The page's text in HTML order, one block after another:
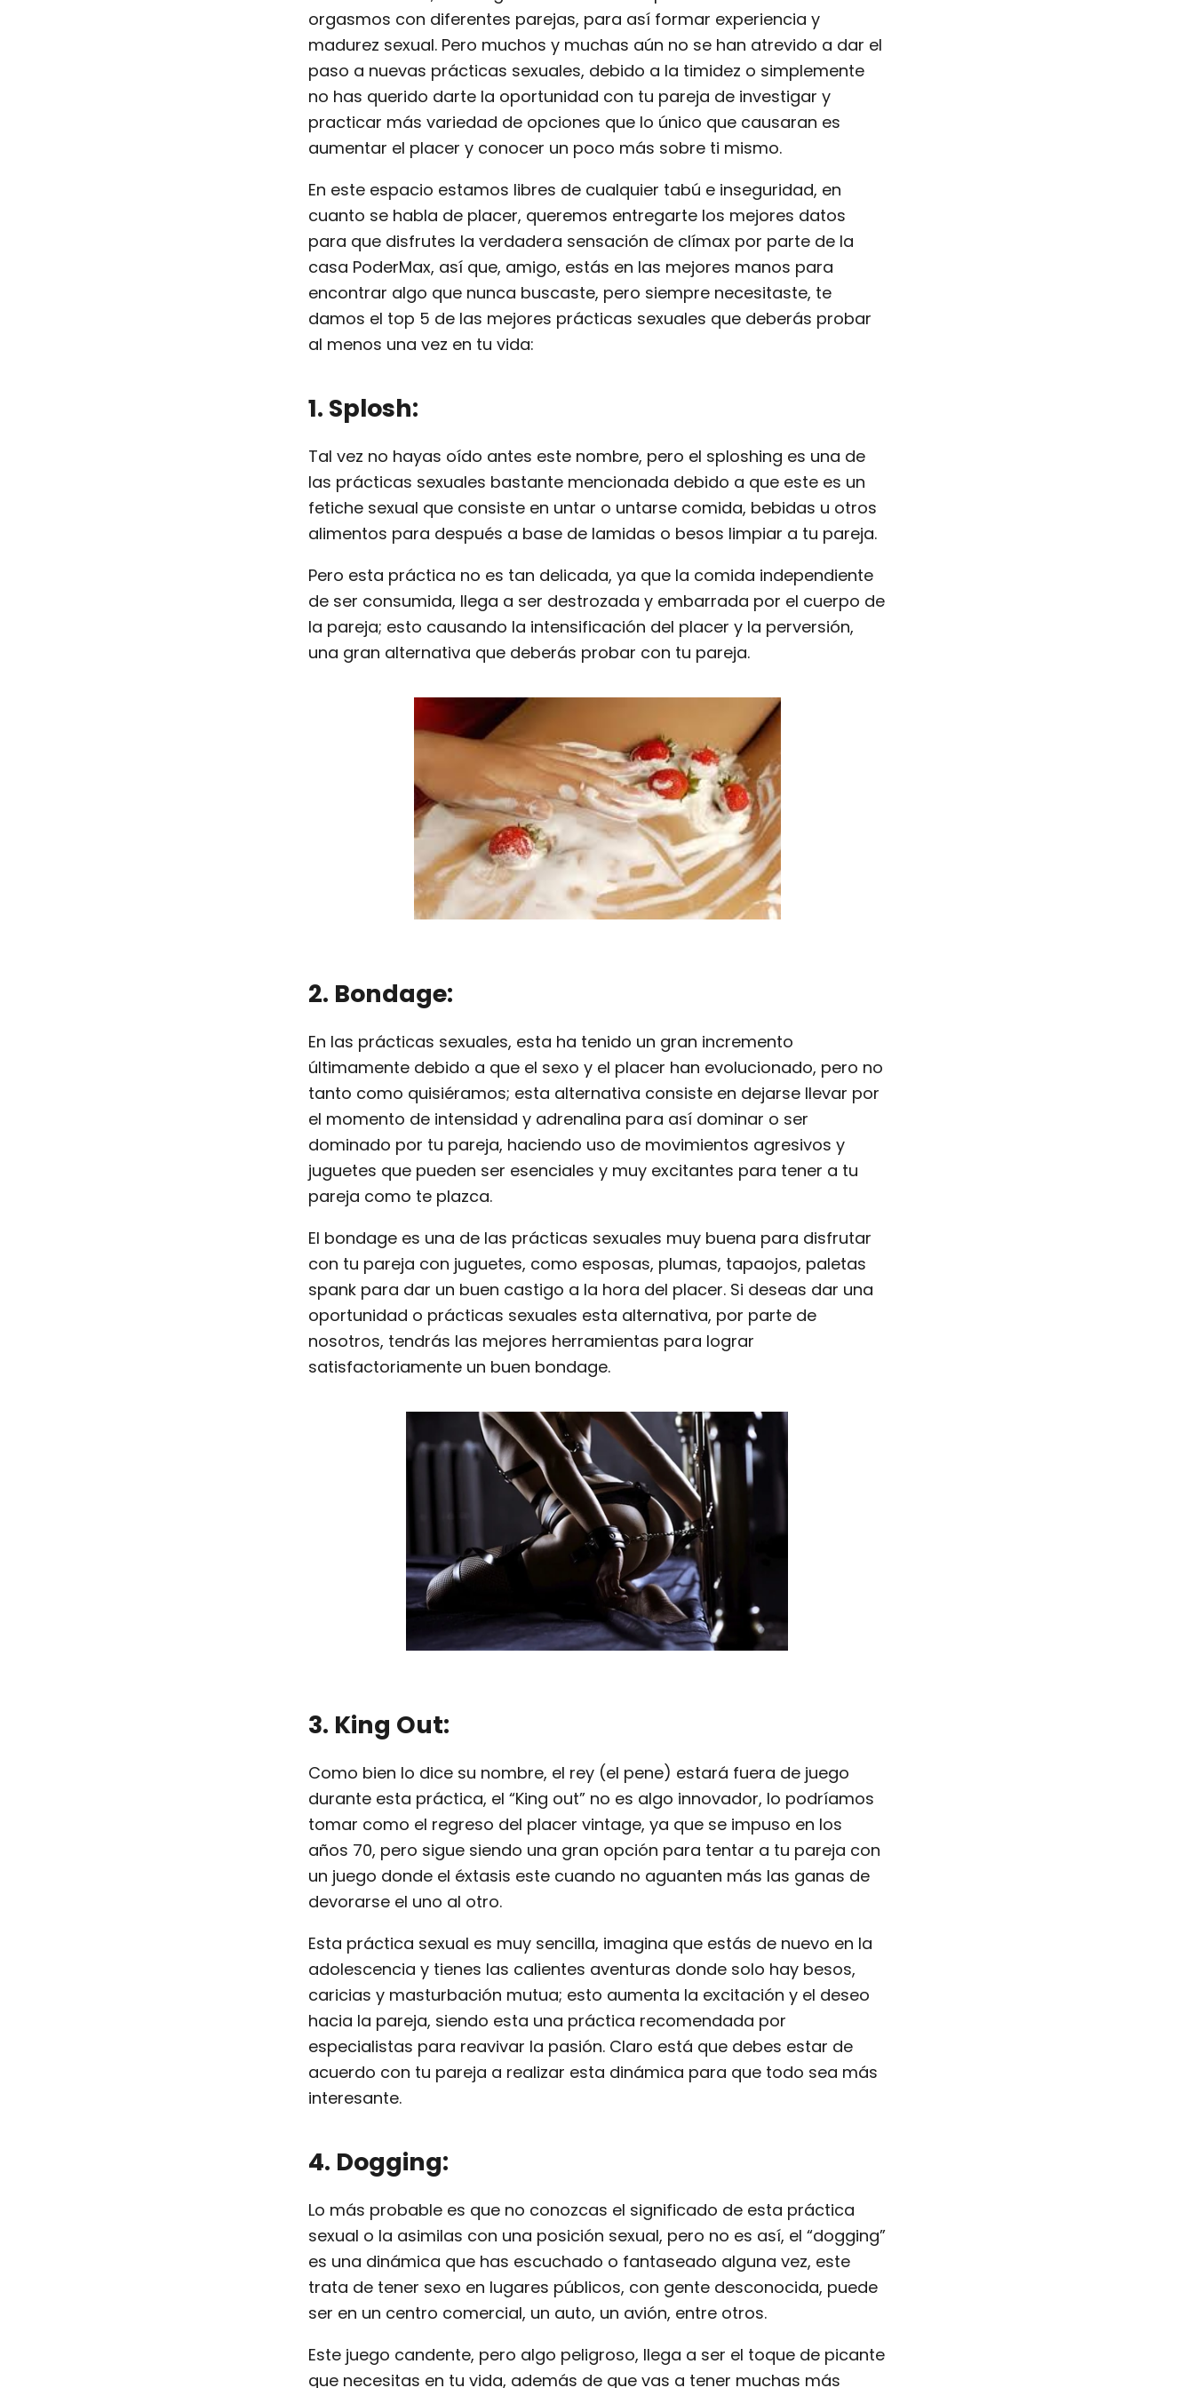
orgasmos con diferentes parejas, para así formar experiencia y
madurez sexual. Pero muchos y muchas aún no se han atrevido a dar el
paso a nuevas prácticas sexuales, debido a la timidez o simplemente
no has querido darte la oportunidad con tu pareja de investigar y
practicar más variedad de opciones que lo único que causaran es
aumentar el placer y conocer un poco más sobre ti mismo.
En este espacio estamos libres de cualquier tabú e inseguridad, en
cuanto se habla de placer, queremos entregarte los mejores datos
para que disfrutes la verdadera sensación de clímax por parte de la
casa PoderMax, así que, amigo, estás en las mejores manos para
encontrar algo que nunca buscaste, pero siempre necesitaste, te
damos el top 5 de las mejores prácticas sexuales que deberás probar
al menos una vez en tu vida:
1. Splosh:
Tal vez no hayas oído antes este nombre, pero el sploshing es una de
las prácticas sexuales bastante mencionada debido a que este es un
fetiche sexual que consiste en untar o untarse comida, bebidas u otros
alimentos para después a base de lamidas o besos limpiar a tu pareja.
Pero esta práctica no es tan delicada, ya que la comida independiente
de ser consumida, llega a ser destrozada y embarrada por el cuerpo de
la pareja; esto causando la intensificación del placer y la perversión,
una gran alternativa que deberás probar con tu pareja.
2. Bondage:
En las prácticas sexuales, esta ha tenido un gran incremento
últimamente debido a que el sexo y el placer han evolucionado, pero no
tanto como quisiéramos; esta alternativa consiste en dejarse llevar por
el momento de intensidad y adrenalina para así dominar o ser
dominado por tu pareja, haciendo uso de movimientos agresivos y
juguetes que pueden ser esenciales y muy excitantes para tener a tu
pareja como te plazca.
El bondage es una de las prácticas sexuales muy buena para disfrutar
con tu pareja con juguetes, como esposas, plumas, tapaojos, paletas
spank para dar un buen castigo a la hora del placer. Si deseas dar una
oportunidad o prácticas sexuales esta alternativa, por parte de
nosotros, tendrás las mejores herramientas para lograr
satisfactoriamente un buen bondage.
3. King Out:
Como bien lo dice su nombre, el rey (el pene) estará fuera de juego
durante esta práctica, el “King out” no es algo innovador, lo podríamos
tomar como el regreso del placer vintage, ya que se impuso en los
años 70, pero sigue siendo una gran opción para tentar a tu pareja con
un juego donde el éxtasis este cuando no aguanten más las ganas de
devorarse el uno al otro.
Esta práctica sexual es muy sencilla, imagina que estás de nuevo en la
adolescencia y tienes las calientes aventuras donde solo hay besos,
caricias y masturbación mutua; esto aumenta la excitación y el deseo
hacia la pareja, siendo esta una práctica recomendada por
especialistas para reavivar la pasión. Claro está que debes estar de
acuerdo con tu pareja a realizar esta dinámica para que todo sea más
interesante.
4. Dogging:
Lo más probable es que no conozcas el significado de esta práctica
sexual o la asimilas con una posición sexual, pero no es así, el “dogging”
es una dinámica que has escuchado o fantaseado alguna vez, este
trata de tener sexo en lugares públicos, con gente desconocida, puede
ser en un centro comercial, un auto, un avión, entre otros.
Este juego candente, pero algo peligroso, llega a ser el toque de picante
que necesitas en tu vida, además de que vas a tener muchas más